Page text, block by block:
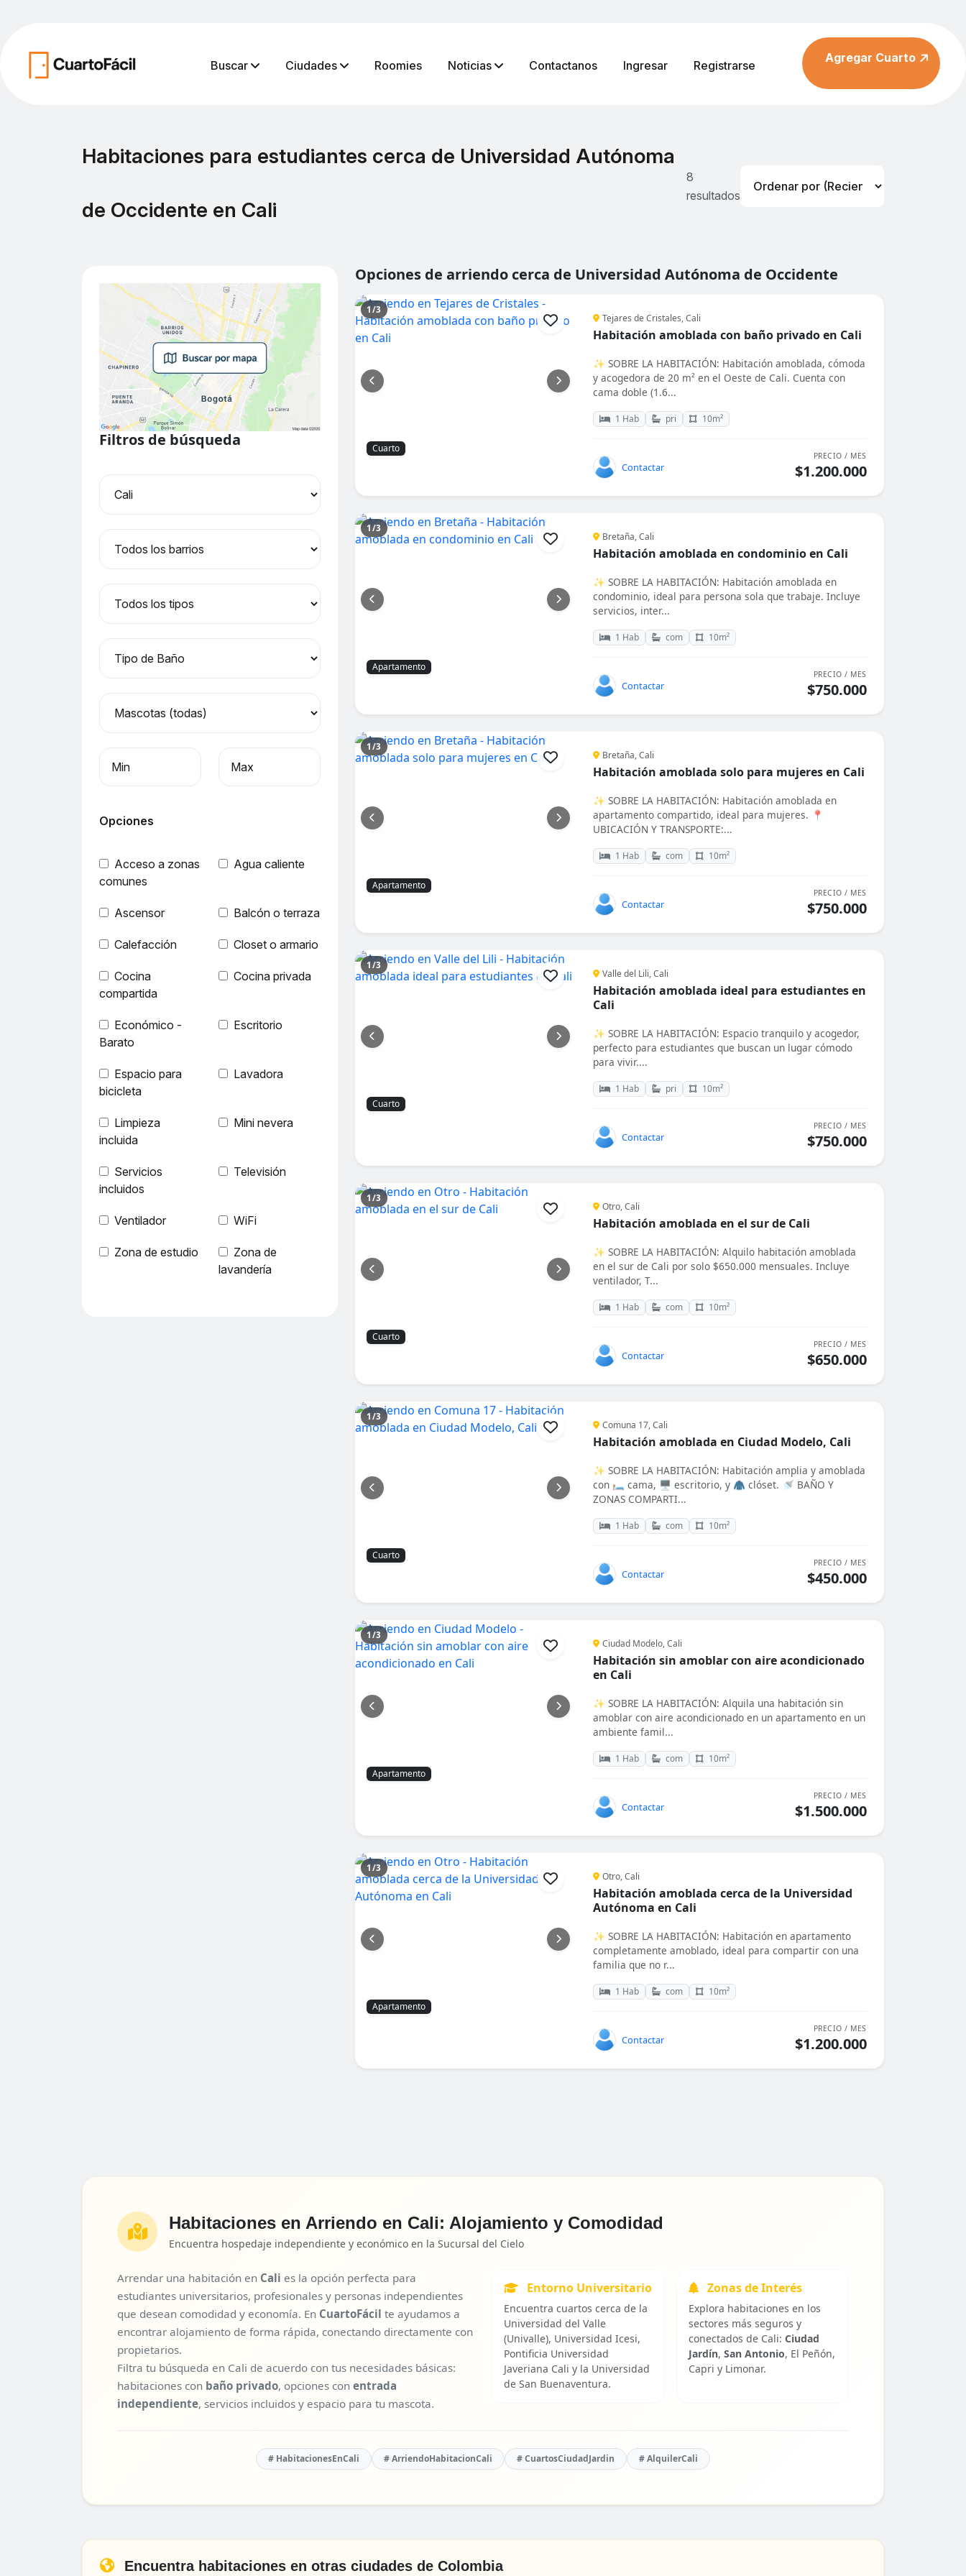
Buscar Ciudades Roomies Noticias Contactanos Ingresar Registrarse
Agregar Cuarto
Habitaciones para estudiantes cerca de Universidad Autónoma
de Occidente en Cali
8
resultados
Filtros de búsqueda
Opciones
Acceso a zonas
comunes
Agua caliente
Ascensor Balcón o terraza
Calefacción Closet o armario
Cocina
compartida
Cocina privada
Económico -
Barato
Escritorio
Espacio para
bicicleta
Lavadora
Limpieza
incluida
Mini nevera
Servicios
incluidos
Televisión
Ventilador WiFi
Zona de estudio
Zona de
lavandería
Opciones de arriendo cerca de Universidad Autónoma de Occidente
1/3
Cuarto
Tejares de Cristales, Cali
Habitación amoblada con baño privado en Cali
✨ SOBRE LA HABITACIÓN: Habitación amoblada, cómoda
y acogedora de 20 m² en el Oeste de Cali. Cuenta con
cama doble (1.6...
1 Hab pri 10m²
Contactar
PRECIO / MES
$1.200.000
1/3
Apartamento
Bretaña, Cali
Habitación amoblada en condominio en Cali
✨ SOBRE LA HABITACIÓN: Habitación amoblada en
condominio, ideal para persona sola que trabaje. Incluye
servicios, inter...
1 Hab com 10m²
Contactar
PRECIO / MES
$750.000
1/3
Apartamento
Bretaña, Cali
Habitación amoblada solo para mujeres en Cali
✨ SOBRE LA HABITACIÓN: Habitación amoblada en
apartamento compartido, ideal para mujeres. 📍
UBICACIÓN Y TRANSPORTE:...
1 Hab com 10m²
Contactar
PRECIO / MES
$750.000
1/3
Cuarto
Valle del Lili, Cali
Habitación amoblada ideal para estudiantes en
Cali
✨ SOBRE LA HABITACIÓN: Espacio tranquilo y acogedor,
perfecto para estudiantes que buscan un lugar cómodo
para vivir....
1 Hab pri 10m²
Contactar
PRECIO / MES
$750.000
1/3
Cuarto
Otro, Cali
Habitación amoblada en el sur de Cali
✨ SOBRE LA HABITACIÓN: Alquilo habitación amoblada
en el sur de Cali por solo $650.000 mensuales. Incluye
ventilador, T...
1 Hab com 10m²
Contactar
PRECIO / MES
$650.000
1/3
Cuarto
Comuna 17, Cali
Habitación amoblada en Ciudad Modelo, Cali
✨ SOBRE LA HABITACIÓN: Habitación amplia y amoblada
con 🛏️ cama, 🖥️ escritorio, y 🧥 clóset. 🚿 BAÑO Y
ZONAS COMPARTI...
1 Hab com 10m²
Contactar
PRECIO / MES
$450.000
1/3
Apartamento
Ciudad Modelo, Cali
Habitación sin amoblar con aire acondicionado
en Cali
✨ SOBRE LA HABITACIÓN: Alquila una habitación sin
amoblar con aire acondicionado en un apartamento en un
ambiente famil...
1 Hab com 10m²
Contactar
PRECIO / MES
$1.500.000
1/3
Apartamento
Otro, Cali
Habitación amoblada cerca de la Universidad
Autónoma en Cali
✨ SOBRE LA HABITACIÓN: Habitación en apartamento
completamente amoblado, ideal para compartir con una
familia que no r...
1 Hab com 10m²
Contactar
PRECIO / MES
$1.200.000
Habitaciones en Arriendo en Cali: Alojamiento y Comodidad
Encuentra hospedaje independiente y económico en la Sucursal del Cielo
Arrendar una habitación en Cali es la opción perfecta para
estudiantes universitarios, profesionales y personas independientes
que desean comodidad y economía. En CuartoFácil te ayudamos a
encontrar alojamiento de forma rápida, conectando directamente con
propietarios.
Filtra tu búsqueda en Cali de acuerdo con tus necesidades básicas:
habitaciones con baño privado, opciones con entrada
independiente, servicios incluidos y espacio para tu mascota.
Entorno Universitario
Encuentra cuartos cerca de la
Universidad del Valle
(Univalle), Universidad Icesi,
Pontificia Universidad
Javeriana Cali y la Universidad
de San Buenaventura.
Zonas de Interés
Explora habitaciones en los
sectores más seguros y
conectados de Cali: Ciudad
Jardín, San Antonio, El Peñón,
Capri y Limonar.
# HabitacionesEnCali # ArriendoHabitacionCali # CuartosCiudadJardin # AlquilerCali
Encuentra habitaciones en otras ciudades de Colombia